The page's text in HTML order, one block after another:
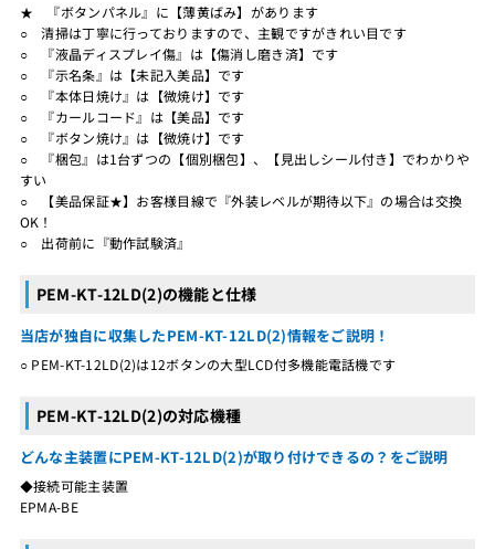
★ 『ボタンパネル』に【薄黄ばみ】があります
○ 清掃は丁寧に行っておりますので、主観ですがきれい目です
○ 『液晶ディスプレイ傷』は【傷消し磨き済】です
○ 『示名条』は【未記入美品】です
○ 『本体日焼け』は【微焼け】です
○ 『カールコード』は【美品】です
○ 『ボタン焼け』は【微焼け】です
○ 『梱包』は1台ずつの【個別梱包】、【見出しシール付き】でわかりや
すい
○ 【美品保証★】お客様目線で『外装レベルが期待以下』の場合は交換
OK！
○ 出荷前に『動作試験済』
PEM-KT-12LD(2)の機能と仕様
当店が独自に収集したPEM-KT-12LD(2)情報をご説明！
○ PEM-KT-12LD(2)は12ボタンの大型LCD付多機能電話機です
PEM-KT-12LD(2)の対応機種
どんな主装置にPEM-KT-12LD(2)が取り付けできるの？をご説明
◆接続可能主装置
EPMA-BE